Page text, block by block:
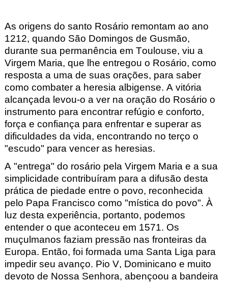
As origens do santo Rosário remontam ao ano
1212, quando São Domingos de Gusmão,
durante sua permanência em Toulouse, viu a
Virgem Maria, que lhe entregou o Rosário, como
resposta a uma de suas orações, para saber
como combater a heresia albigense. A vitória
alcançada levou-o a ver na oração do Rosário o
instrumento para encontrar refúgio e conforto,
força e confiança para enfrentar e superar as
dificuldades da vida, encontrando no terço o
"escudo" para vencer as heresias.
A "entrega" do rosário pela Virgem Maria e a sua
simplicidade contribuíram para a difusão desta
prática de piedade entre o povo, reconhecida
pelo Papa Francisco como "mística do povo". À
luz desta experiência, portanto, podemos
entender o que aconteceu em 1571. Os
muçulmanos faziam pressão nas fronteiras da
Europa. Então, foi formada uma Santa Liga para
impedir seu avanço. Pio V, Dominicano e muito
devoto de Nossa Senhora, abençoou a bandeira